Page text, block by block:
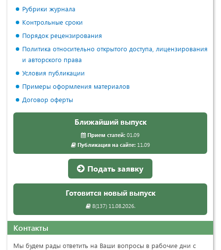
Рубрики журнала
Контрольные сроки
Порядок рецензирования
Политика относительно открытого доступа, лицензирования
и авторского права
Условия публикации
Примеры оформления материалов
Договор оферты
Ближайший выпуск
Прием статей: 01.09
Публикация на сайте:11.09
Подать заявку
Готовится новый выпуск
8(137) 11.08.2026.
Контакты
Мы будем рады ответить на Ваши вопросы в рабочие дни с